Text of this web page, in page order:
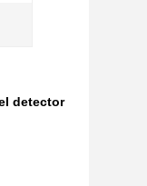
detector